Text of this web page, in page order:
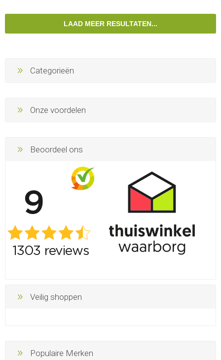
LAAD MEER RESULTATEN...
Categorieën
Onze voordelen
Beoordeel ons
Veilig shoppen
Populaire Merken